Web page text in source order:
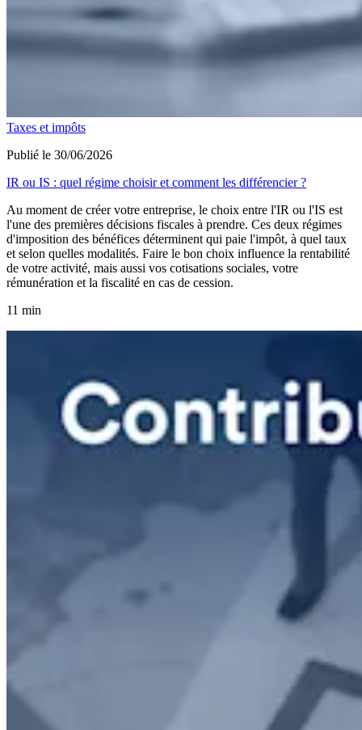
Taxes et impôts
Publié le 30/06/2026
IR ou IS : quel régime choisir et comment les différencier ?
Au moment de créer votre entreprise, le choix entre l'IR ou l'IS est
l'une des premières décisions fiscales à prendre. Ces deux régimes
d'imposition des bénéfices déterminent qui paie l'impôt, à quel taux
et selon quelles modalités. Faire le bon choix influence la rentabilité
de votre activité, mais aussi vos cotisations sociales, votre
rémunération et la fiscalité en cas de cession.
11 min